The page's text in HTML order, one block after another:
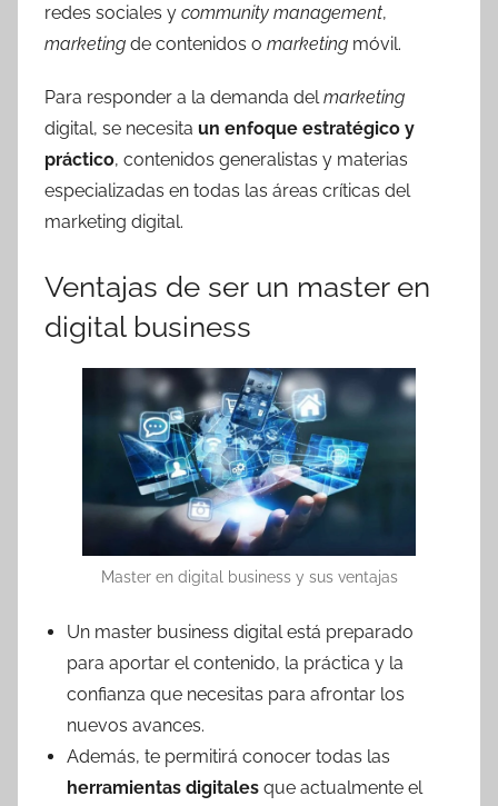
redes sociales y community management,
marketing de contenidos o marketing móvil.
Para responder a la demanda del marketing
digital, se necesita un enfoque estratégico y
práctico, contenidos generalistas y materias
especializadas en todas las áreas críticas del
marketing digital.
Ventajas de ser un master en
digital business
Master en digital business y sus ventajas
Un master business digital está preparado
para aportar el contenido, la práctica y la
confianza que necesitas para afrontar los
nuevos avances.
Además, te permitirá conocer todas las
herramientas digitales que actualmente el